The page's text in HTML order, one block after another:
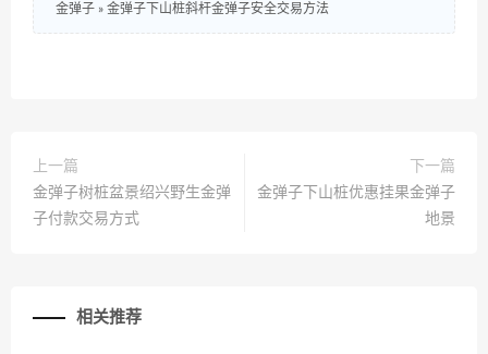
金弹子 » 金弹子下山桩斜杆金弹子安全交易方法
上一篇
金弹子树桩盆景绍兴野生金弹
子付款交易方式
下一篇
金弹子下山桩优惠挂果金弹子
地景
相关推荐